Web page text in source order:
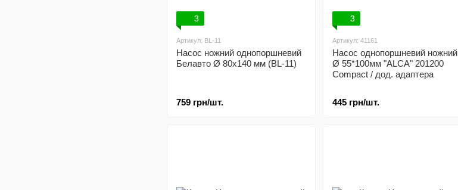
3
Артикул: BL-11
Насос ножний однопоршневий
Белавто Ø 80x140 мм (BL-11)
759 грн/шт.
3
Артикул: 41161
Насос однопоршневий ножний
Ø 55*100мм "ALCA" 201200
Compact / дод. адаптера
445 грн/шт.